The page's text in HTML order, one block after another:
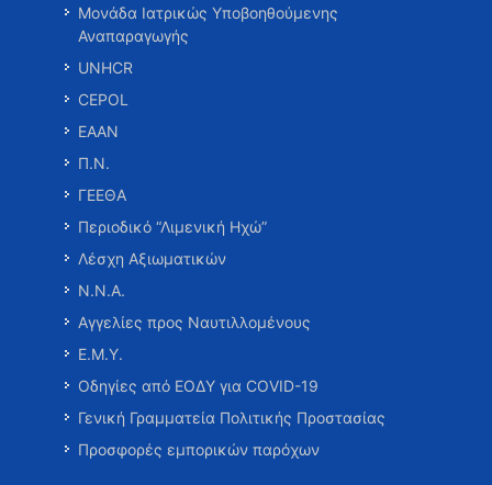
Μονάδα Ιατρικώς Υποβοηθούμενης
Αναπαραγωγής
UNHCR
CEPOL
ΕΑΑΝ
Π.Ν.
ΓΕΕΘΑ
Περιοδικό “Λιμενική Ηχώ”
Λέσχη Αξιωματικών
Ν.Ν.Α.
Αγγελίες προς Ναυτιλλομένους
Ε.Μ.Υ.
Οδηγίες από ΕΟΔΥ για COVID-19
Γενική Γραμματεία Πολιτικής Προστασίας
Προσφορές εμπορικών παρόχων